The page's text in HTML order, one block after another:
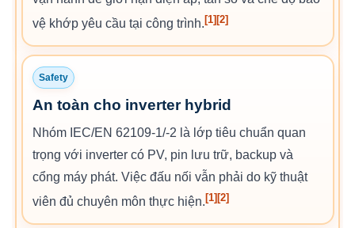
vệ khớp yêu cầu tại công trình. [1] [2]
Safety
An toàn cho inverter hybrid
Nhóm IEC/EN 62109-1/-2 là lớp tiêu chuẩn quan
trọng với inverter có PV, pin lưu trữ, backup và
cổng máy phát. Việc đấu nối vẫn phải do kỹ thuật
viên đủ chuyên môn thực hiện. [1] [2]